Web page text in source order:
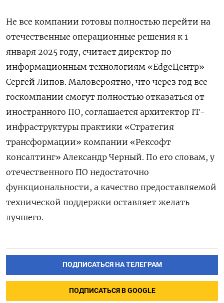
Не все компании готовы полностью перейти на
отечественные операционные решения к 1
января 2025 году, считает директор по
информационным технологиям «EdgeЦентр»
Сергей Липов. Маловероятно, что через год все
госкомпании смогут полностью отказаться от
иностранного ПО, соглашается архитектор IT-
инфраструктуры практики «Стратегия
трансформации» компании «Рексофт
консалтинг» Александр Черный. По его словам, у
отечественного ПО недостаточно
функциональности, а качество предоставляемой
технической поддержки оставляет желать
лучшего.
ПОДПИСАТЬСЯ НА ТЕЛЕГРАМ
ПОДПИСАТЬСЯ В GOOGLE